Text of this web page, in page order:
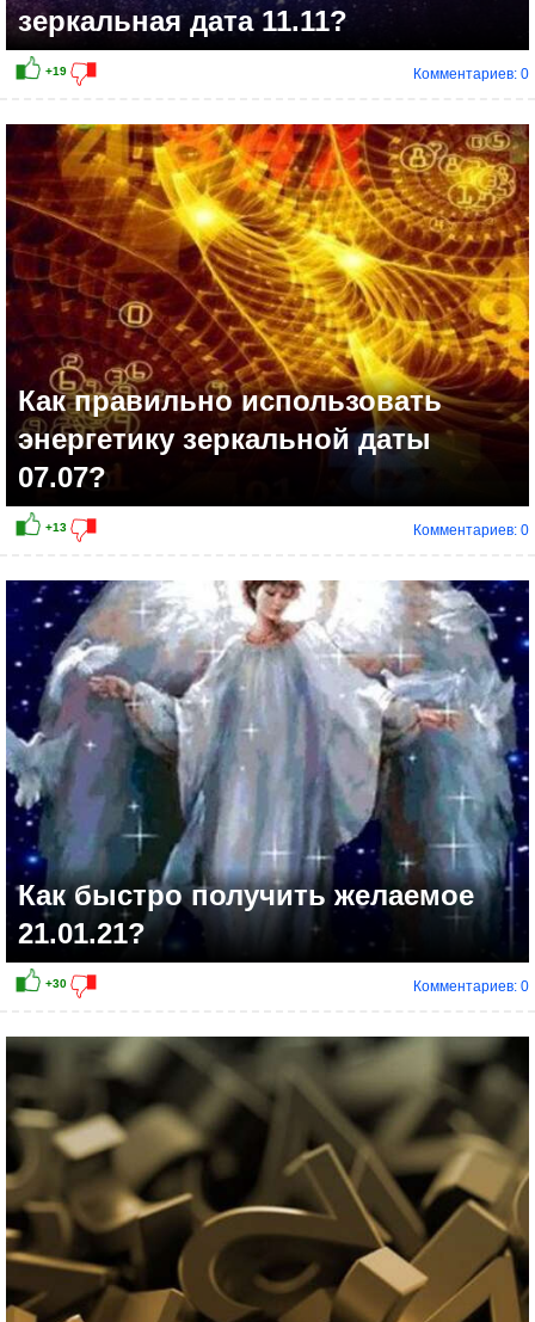
+10
зеркальная дата 11.11?
Комментариев: 0
Как правильно использовать
энергетику зеркальной даты
07.07?
Комментариев: 0
Как быстро получить желаемое
21.01.21?
Комментариев: 0